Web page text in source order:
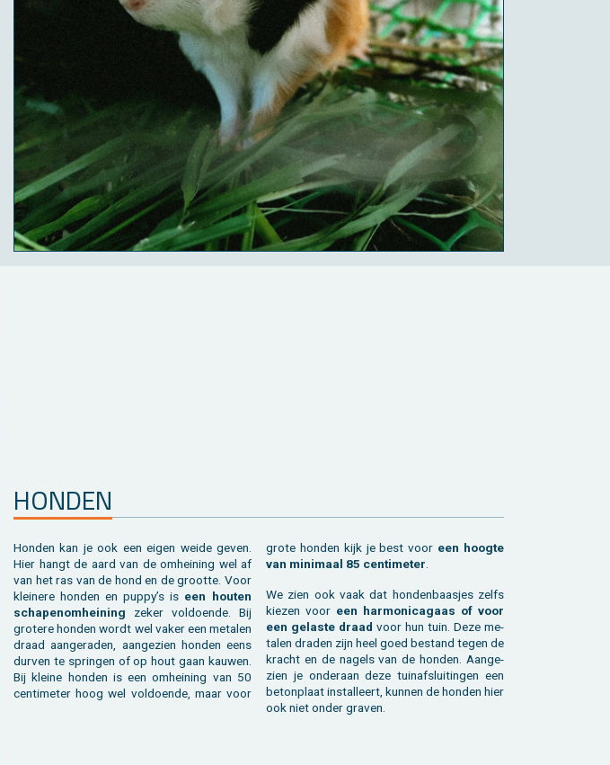
HON­DEN
Hon­den kan je ook een eigen weide geven.
Hier hangt de aard van de om­hei­ning wel af
van het ras van de hond en de groot­te. Voor
klei­ne­re hon­den en puppy’s is een hou­ten
scha­pe­nom­hei­ning zeker vol­doen­de. Bij
gro­te­re hon­den wordt wel vaker een me­ta­len
draad aan­ge­ra­den, aan­ge­zien hon­den eens
dur­ven te sprin­gen of op hout gaan kau­wen.
Bij klei­ne hon­den is een om­hei­ning van 50
cen­ti­me­ter hoog wel vol­doen­de, maar voor
grote hon­den kijk je best voor een hoog­te
van mi­ni­maal 85 cen­ti­me­ter
We zien ook vaak dat hon­den­baas­jes zelfs
kie­zen voor een har­mo­ni­ca­gaas of voor
een ge­las­te draad voor hun tuin. Deze me­
ta­len dra­den zijn heel goed be­stand tegen de
kracht en de na­gels van de hon­den. Aan­ge­
zien je on­der­aan deze tuin­af­slui­tin­gen een
be­ton­plaat in­stal­leert, kun­nen de hon­den hier
ook niet onder gra­ven.